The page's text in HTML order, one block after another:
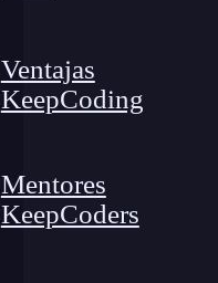
Ventajas
KeepCoding
Mentores
KeepCoders